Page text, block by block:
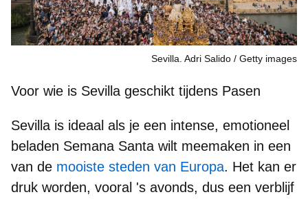
Sevilla. Adri Salido Getty images
Voor wie is Sevilla geschikt tijdens Pasen
Sevilla is ideaal als je een intense, emotioneel
beladen Semana Santa wilt meemaken in een
van de mooiste steden van Europa. Het kan er
druk worden, vooral 's avonds, dus een verblijf